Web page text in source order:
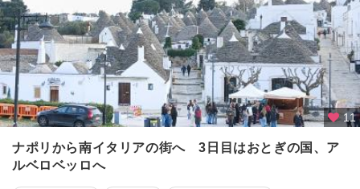
ン
ブ
リ
ア
州
ウ
ー
デ
ィ
ネ
11
ナポリから南イタリアの街へ 3日目はおとぎの国、ア
ルベロベッロへ